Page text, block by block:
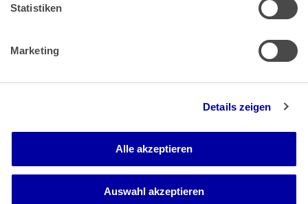
Statistiken
Marketing
Details zeigen
Alle akzeptieren
Auswahl akzeptieren
Muster Widerrufsformular (PDF)
Barrierefreiheit